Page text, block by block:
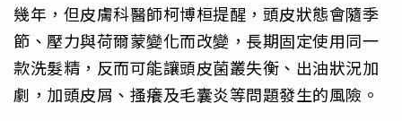
幾年，但皮膚科醫師柯博桓提醒，頭皮狀態會隨季
節、壓力與荷爾蒙變化而改變，長期固定使用同一
款洗髮精，反而可能讓頭皮菌叢失衡、出油狀況加
劇，加頭皮屑、搔癢及毛囊炎等問題發生的風險。